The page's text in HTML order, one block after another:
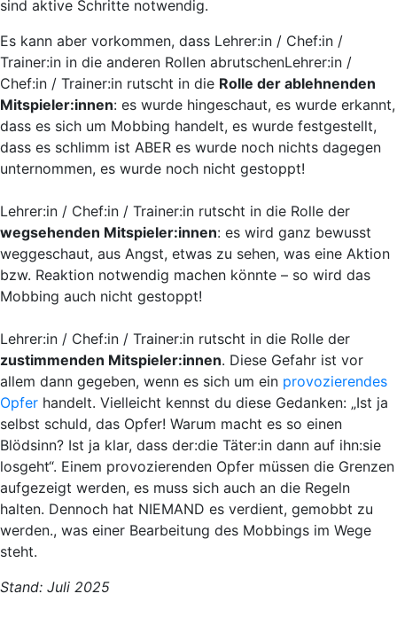
sind aktive Schritte notwendig.
Es kann aber vorkommen, dass Lehrer:in / Chef:in /
Trainer:in in die anderen Rollen abrutschenLehrer:in /
Chef:in / Trainer:in rutscht in die Rolle der ablehnenden
Mitspieler:innen: es wurde hingeschaut, es wurde erkannt,
dass es sich um Mobbing handelt, es wurde festgestellt,
dass es schlimm ist ABER es wurde noch nichts dagegen
unternommen, es wurde noch nicht gestoppt!
Lehrer:in / Chef:in / Trainer:in rutscht in die Rolle der
wegsehenden Mitspieler:innen: es wird ganz bewusst
weggeschaut, aus Angst, etwas zu sehen, was eine Aktion
bzw. Reaktion notwendig machen könnte – so wird das
Mobbing auch nicht gestoppt!
Lehrer:in / Chef:in / Trainer:in rutscht in die Rolle der
zustimmenden Mitspieler:innen. Diese Gefahr ist vor
allem dann gegeben, wenn es sich um ein provozierendes
Opfer handelt. Vielleicht kennst du diese Gedanken: „Ist ja
selbst schuld, das Opfer! Warum macht es so einen
Blödsinn? Ist ja klar, dass der:die Täter:in dann auf ihn:sie
losgeht“. Einem provozierenden Opfer müssen die Grenzen
aufgezeigt werden, es muss sich auch an die Regeln
halten. Dennoch hat NIEMAND es verdient, gemobbt zu
werden., was einer Bearbeitung des Mobbings im Wege
steht.
Stand: Juli 2025